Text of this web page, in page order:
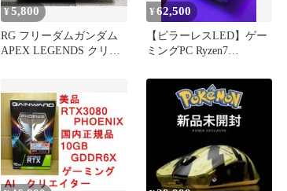
¥5,800
RG フリーダムガンダム
APEX LEGENDS クリプ
¥62,500
【ピラーレスLED】ゲー
ミングPC Ryzen7